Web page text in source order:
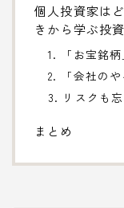
個人投資家は
きから学ぶ投
1. 「お宝銘
2. 「会社の
3. リスクも
まとめ